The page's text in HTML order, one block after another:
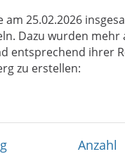
25.02.2026
Dazu wurden mehr
ihrer
zu erstellen:
Anzahl